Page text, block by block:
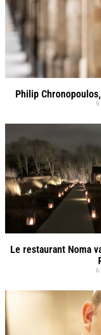
Philip
9
Le restaurant Noma
6